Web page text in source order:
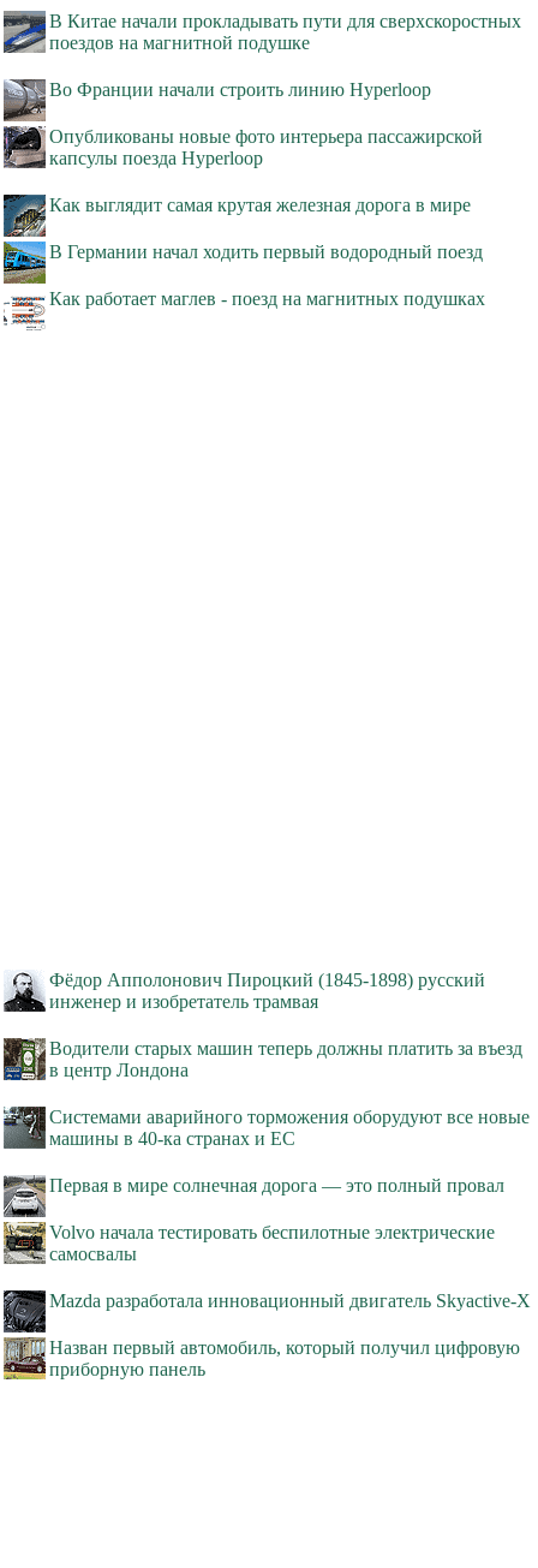
В Китае начали прокладывать пути для сверхскоростных
поездов на магнитной подушке
Во Франции начали строить линию Hyperloop
Опубликованы новые фото интерьера пассажирской
капсулы поезда Hyperloop
Как выглядит самая крутая железная дорога в мире
В Германии начал ходить первый водородный поезд
Как работает маглев - поезд на магнитных подушках
Фёдор Апполонович Пироцкий (1845-1898) русский
инженер и изобретатель трамвая
Водители старых машин теперь должны платить за въезд
в центр Лондона
Системами аварийного торможения оборудуют все новые
машины в 40-ка странах и ЕС
Первая в мире солнечная дорога — это полный провал
Volvo начала тестировать беспилотные электрические
самосвалы
Mazda разработала инновационный двигатель Skyactive-X
Назван первый автомобиль, который получил цифровую
приборную панель